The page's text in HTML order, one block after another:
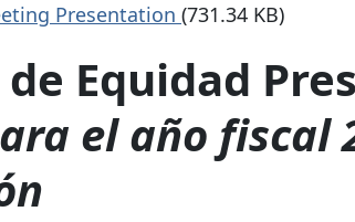
Presentation (731.34 KB)
Equidad
el año fiscal